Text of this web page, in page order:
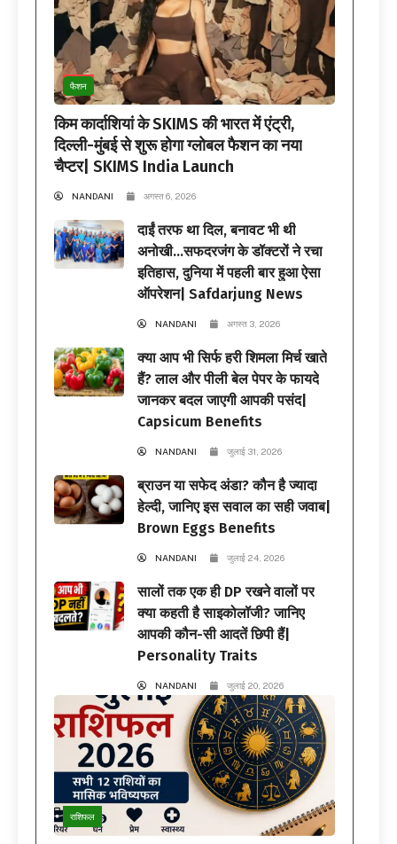
फैशन
किम कार्दाशियां के SKIMS की भारत में एंट्री,
दिल्ली-मुंबई से शुरू होगा ग्लोबल फैशन का नया
चैप्टर| SKIMS India Launch
NANDANI अगस्त 6, 2026
दाईं तरफ था दिल, बनावट भी थी
अनोखी…सफदरजंग के डॉक्टरों ने रचा
इतिहास, दुनिया में पहली बार हुआ ऐसा
ऑपरेशन| Safdarjung News
NANDANI अगस्त 3, 2026
क्या आप भी सिर्फ हरी शिमला मिर्च खाते
हैं? लाल और पीली बेल पेपर के फायदे
जानकर बदल जाएगी आपकी पसंद|
Capsicum Benefits
NANDANI जुलाई 31, 2026
ब्राउन या सफेद अंडा? कौन है ज्यादा
हेल्दी, जानिए इस सवाल का सही जवाब|
Brown Eggs Benefits
NANDANI जुलाई 24, 2026
सालों तक एक ही DP रखने वालों पर
क्या कहती है साइकोलॉजी? जानिए
आपकी कौन-सी आदतें छिपी हैं|
Personality Traits
NANDANI जुलाई 20, 2026
राशिफल